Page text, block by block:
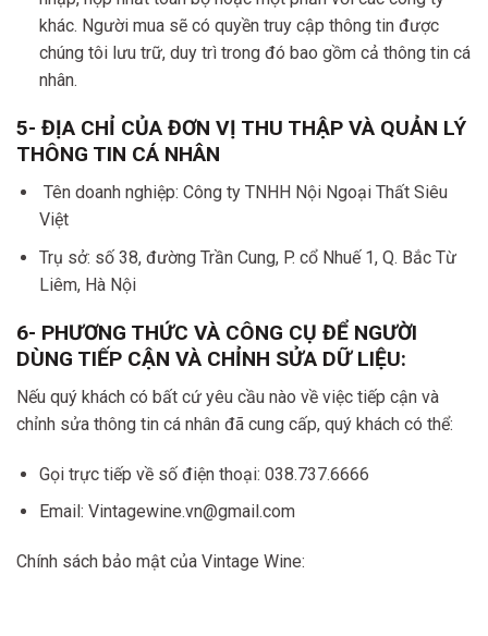
khác. Người mua sẽ có quyền truy cập thông tin được
chúng tôi lưu trữ, duy trì trong đó bao gồm cả thông tin cá
nhân.
5- ĐỊA CHỈ CỦA ĐƠN VỊ THU THẬP VÀ QUẢN LÝ
THÔNG TIN CÁ NHÂN
Tên doanh nghiệp: Công ty TNHH Nội Ngoại Thất Siêu
Việt
Trụ sở: số 38, đường Trần Cung, P. cổ Nhuế 1, Q. Bắc Từ
Liêm, Hà Nội
6- PHƯƠNG THỨC VÀ CÔNG CỤ ĐỂ NGƯỜI
DÙNG TIẾP CẬN VÀ CHỈNH SỬA DỮ LIỆU:
Nếu quý khách có bất cứ yêu cầu nào về việc tiếp cận và
chỉnh sửa thông tin cá nhân đã cung cấp, quý khách có thể:
Gọi trực tiếp về số điện thoại: 038.737.6666
Email: Vintagewine.vn@gmail.com
Chính sách bảo mật của Vintage Wine: